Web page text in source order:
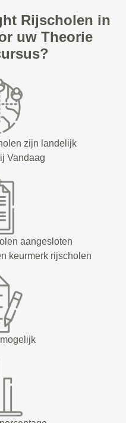
Rijscholen in
uw Theorie
zijn landelijk
Vandaag
aangesloten
keurmerk rijscholen